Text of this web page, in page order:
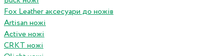
Fox Leather аксесуари до ножів
Artisan ножі
Active ножі
CRKT ножі